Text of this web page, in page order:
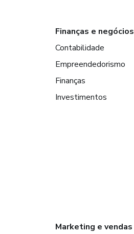
Finanças e negócios
Contabilidade
Empreendedorismo
Finanças
Investimentos
Marketing e vendas